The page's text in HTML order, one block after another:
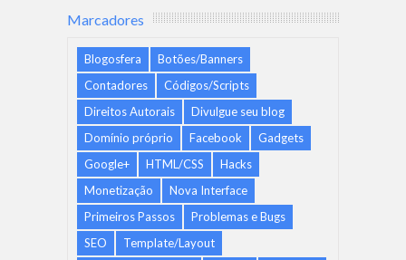
Marcadores
Blogosfera
Botões/Banners
Contadores
Códigos/Scripts
Direitos Autorais
Divulgue seu blog
Domínio próprio
Facebook
Gadgets
Google+
HTML/CSS
Hacks
Monetização
Nova Interface
Primeiros Passos
Problemas e Bugs
SEO
Template/Layout